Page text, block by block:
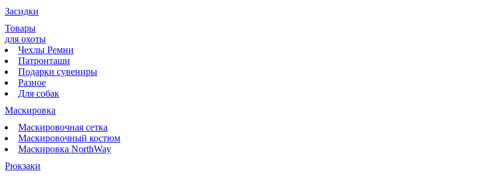
Засидки
Товары
для охоты
Чехлы Ремни
Патронташи
Подарки сувениры
Разное
Для собак
Маскировка
Маскировочная сетка
Маскировочный костюм
Маскировка NorthWay
Рюкзаки